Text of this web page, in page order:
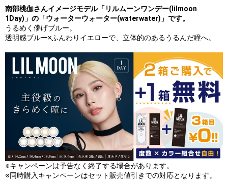
南部桃伽さんイメージモデル「リルムーンワンデー(lilmoon
1Day)」の「ウォーターウォーター(waterwater)」です。
うるめく儚げブルー。
透明感ブルー×ふんわりイエローで、立体的のあるうるんだ瞳へ。
※キャンペーンは予告なく終了する場合があります。
※同時購入キャンペーンはセット販売値引きでの対応となります。